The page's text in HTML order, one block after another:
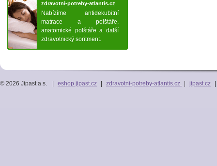
zdravotni-potreby-atlantis.cz
Nabízíme antidekubitní
matrace a polštáře,
anatomické polštáře a další
zdravotnický soritment.
eshop.jipast.cz zdravotni-potreby-atlantis.cz jipast.cz
© 2026 Jipast a.s.